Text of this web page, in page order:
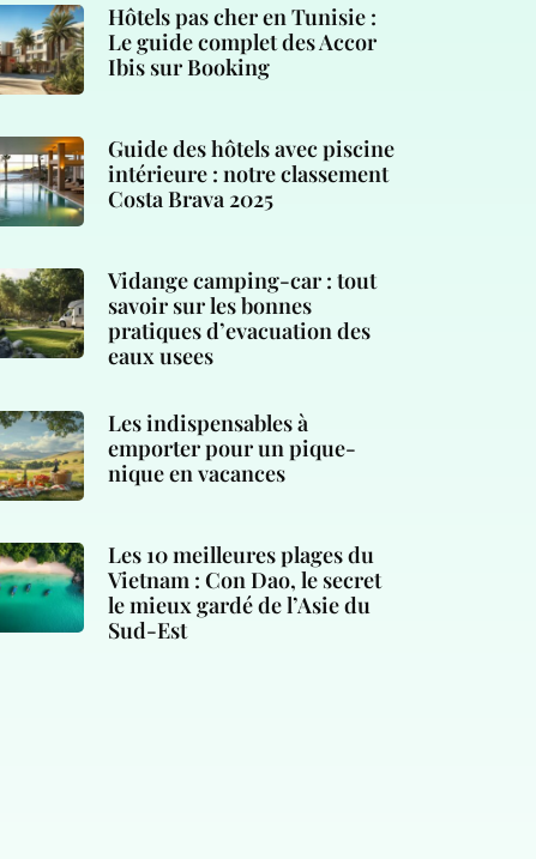
Hôtels pas cher en Tunisie :
Le guide complet des Accor
Ibis sur Booking
Guide des hôtels avec piscine
intérieure : notre classement
Costa Brava 2025
Vidange camping-car : tout
savoir sur les bonnes
pratiques d’evacuation des
eaux usees
Les indispensables à
emporter pour un pique-
nique en vacances
Les 10 meilleures plages du
Vietnam : Con Dao, le secret
le mieux gardé de l’Asie du
Sud-Est